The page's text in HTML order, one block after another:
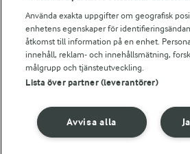
© 2026 Arla Foods
Integritetspolicy
Använda exakta uppgifter om geografisk
enhetens egenskaper för
åtkomst till information på en enhet.
innehåll, reklam- och innehållsmätning,
målgrupp och tjänsteutveckling.
Lista över partner (leverantörer)
Avvisa alla